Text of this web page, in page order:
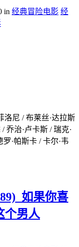
in 经典冒险电影 经
洛尼 / 布莱丝·达拉斯
乔治·卢卡斯 / 瑞克·
·帕斯卡 / 卡尔·韦
如果你喜
个男人